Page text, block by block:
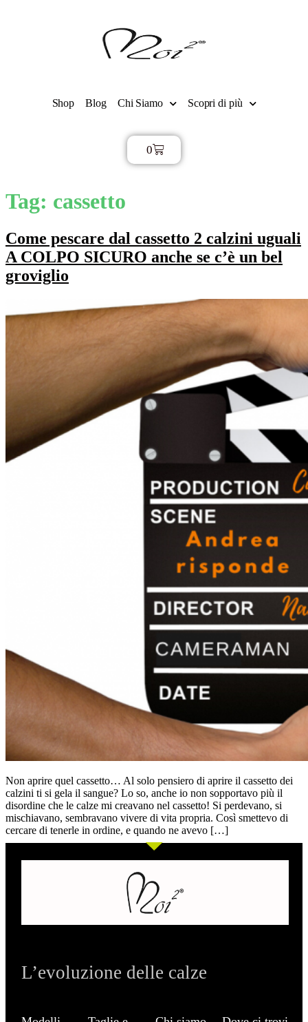
Shop Blog Chi Siamo Scopri di più
0
Tag: cassetto
Come pescare dal cassetto 2 calzini uguali
A COLPO SICURO anche se c’è un bel
groviglio
Non aprire quel cassetto… Al solo pensiero di aprire il cassetto dei
calzini ti si gela il sangue? Lo so, anche io non sopportavo più il
disordine che le calze mi creavano nel cassetto! Si perdevano, si
mischiavano, sembravano vivere di vita propria. Così smettevo di
cercare di tenerle in ordine, e quando ne avevo […]
L’evoluzione delle calze